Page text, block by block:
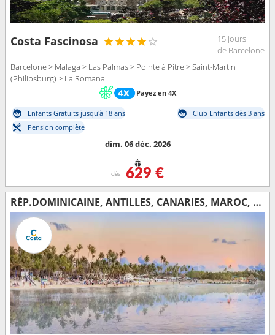
Costa Fascinosa
15 jours
de Barcelone
Barcelone > Malaga > Las Palmas > Pointe à Pitre > Saint-Martin
(Philipsburg) > La Romana
Payez en 4X
Enfants Gratuits jusqu'à 18 ans
Club Enfants dès 3 ans
Pension complète
dim. 06 déc. 2026
dès 629 €
RÉP.DOMINICAINE, ANTILLES, CANARIES, MAROC, ESPAGNE